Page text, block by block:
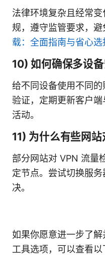
法律环境复杂且经常
规，遵守监管要求，避
载：全面指南与省心
10) 如何确保多设
给不同设备使用不同
验证，定期更新客户
活动。
11) 为什么有些网站
部分网站对 VPN 流量
定节点。尝试切换服
决。
如果你愿意进一步了
工具选项，可以查看